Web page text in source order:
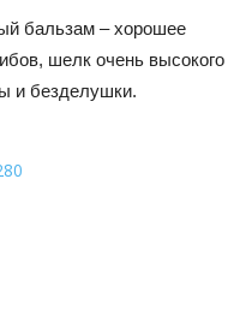
бальзам – хорошее
шелк очень высокого
и безделушки.